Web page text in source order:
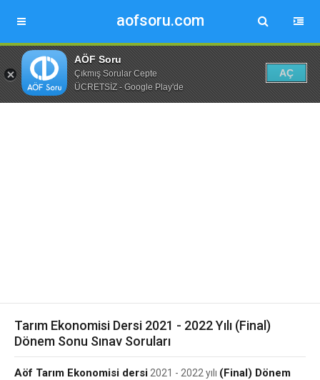
aofsoru.com
AÖF Soru
Çıkmış Sorular Cepte
ÜCRETSİZ - Google Play'de
AÇ
Tarım Ekonomisi Dersi 2021 - 2022 Yılı (Final)
Dönem Sonu Sınav Soruları
Aöf Tarım Ekonomisi dersi 2021 - 2022 yılı (Final) Dönem